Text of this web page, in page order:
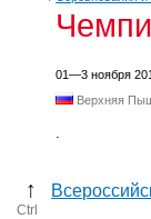
01—3 ноября
Верхняя
.
↑
Ctrl